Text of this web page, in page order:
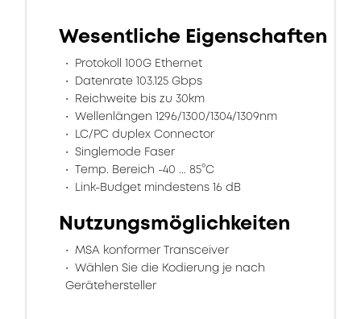
Wesentliche Eigenschaften
Protokoll 100G Ethernet
Datenrate 103.125 Gbps
Reichweite bis zu 30km
Wellenlängen 1296/1300/1304/1309nm
LC/PC duplex Connector
Singlemode Faser
Temp. Bereich -40 ... 85°C
Link-Budget mindestens 16 dB
Nutzungsmöglichkeiten
MSA konformer Transceiver
Wählen Sie die Kodierung je nach
Gerätehersteller